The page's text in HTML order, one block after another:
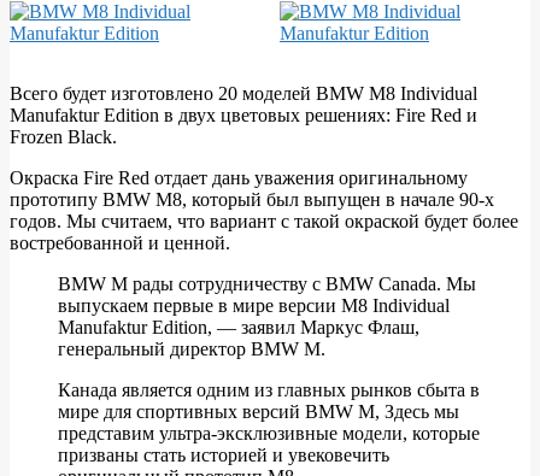
Всего будет изготовлено 20 моделей BMW M8 Individual
Manufaktur Edition в двух цветовых решениях: Fire Red и
Frozen Black.
Окраска Fire Red отдает дань уважения оригинальному
прототипу BMW M8, который был выпущен в начале 90-х
годов. Мы считаем, что вариант с такой окраской будет более
востребованной и ценной.
BMW M рады сотрудничеству с BMW Canada. Мы
выпускаем первые в мире версии M8 Individual
Manufaktur Edition, — заявил Маркус Флаш,
генеральный директор BMW M.
Канада является одним из главных рынков сбыта в
мире для спортивных версий BMW M, Здесь мы
представим ультра-эксклюзивные модели, которые
призваны стать историей и увековечить